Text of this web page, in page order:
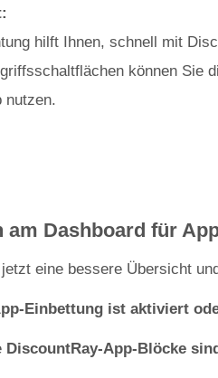
hilft Ihnen, schnell mit
können Sie
nutzen.
am Dashboard für
eine bessere Übersicht
Einbettung ist aktiviert
DiscountRay-App-Blöcke